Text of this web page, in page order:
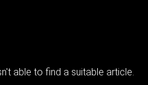
able to find a suitable article.